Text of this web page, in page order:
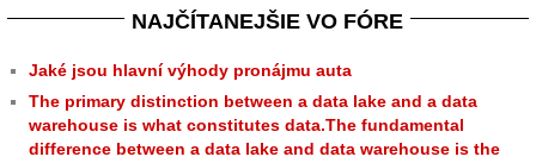
NAJČÍTANEJŠIE VO FÓRE
Jaké jsou hlavní výhody pronájmu auta
The primary distinction between a data lake and a data
warehouse is what constitutes data.The fundamental
difference between a data lake and data warehouse is the